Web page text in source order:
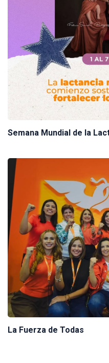
Semana Mundial de la
La Fuerza de Todas